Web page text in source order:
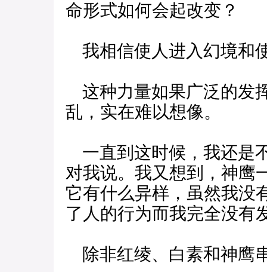
命形式如何会起改变？
我相信使人进入幻境和
这种力量如果广泛的发
乱，实在难以想像。
一直到这时候，我还是
对我说。我又想到，神鹰
它有什么异样，虽然我没
了人的行为而我完全没有
除非红绫、白素和神鹰